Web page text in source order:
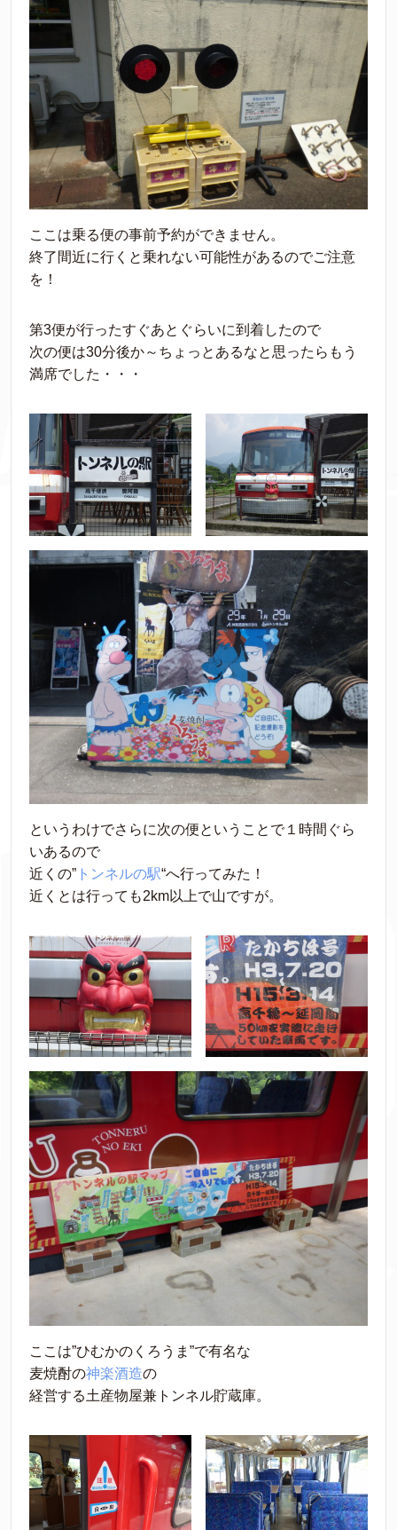
ここは乗る便の事前予約ができません。
終了間近に行くと乗れない可能性があるのでご注意
を！
第3便が行ったすぐあとぐらいに到着したので
次の便は30分後か～ちょっとあるなと思ったらもう
満席でした・・・
というわけでさらに次の便ということで１時間ぐら
いあるので
近くの” トンネルの駅“へ行ってみた！
近くとは行っても2km以上で山ですが。
ここは”ひむかのくろうま”で有名な
麦焼酎の神楽酒造の
経営する土産物屋兼トンネル貯蔵庫。